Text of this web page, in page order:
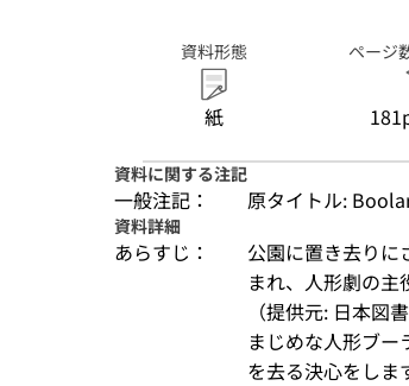
資料形態
紙
ページ
資料に関する注記
一般注記： 原タイトル:
資料詳細
あらすじ：
公園に置き去りに
まれ、人形劇の主
（提供元: 日本図
まじめな人形ブ
を去る決心をしま